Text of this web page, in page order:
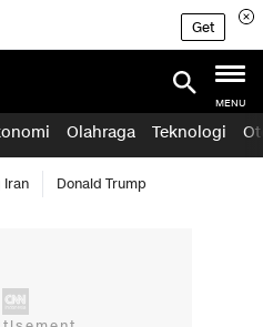
Get
MENU
Olahraga Teknologi
Iran Donald Trump